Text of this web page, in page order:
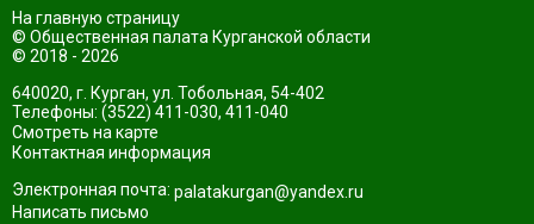
На главную страницу
© Общественная палата Курганской области
© 2018 - 2026
640020, г. Курган, ул. Тобольная, 54-402
Телефоны: (3522) 411-030, 411-040
Смотреть на карте
Контактная информация
Электронная почта: palatakurgan@yandex.ru
Написать письмо